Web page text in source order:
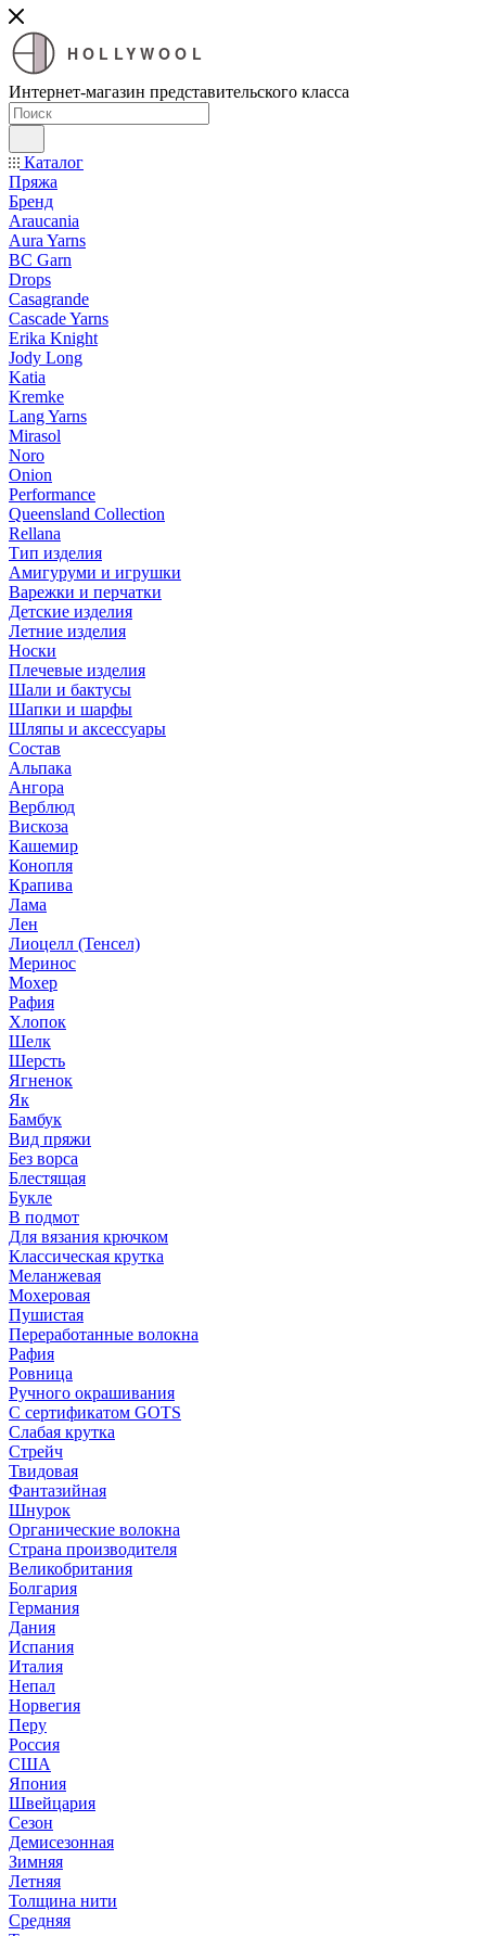
HOLLYWOOL
Интернет-магазин представительского класса
Каталог
Пряжа
Бренд
Araucania
Aura Yarns
BC Garn
Drops
Casagrande
Cascade Yarns
Erika Knight
Jody Long
Katia
Kremke
Lang Yarns
Mirasol
Noro
Onion
Performance
Queensland Collection
Rellana
Тип изделия
Амигуруми и игрушки
Варежки и перчатки
Детские изделия
Летние изделия
Носки
Плечевые изделия
Шали и бактусы
Шапки и шарфы
Шляпы и аксессуары
Состав
Альпака
Ангора
Верблюд
Вискоза
Кашемир
Конопля
Крапива
Лама
Лен
Лиоцелл (Тенсел)
Меринос
Мохер
Рафия
Хлопок
Шелк
Шерсть
Ягненок
Як
Бамбук
Вид пряжи
Без ворса
Блестящая
Букле
В подмот
Для вязания крючком
Классическая крутка
Меланжевая
Мохеровая
Пушистая
Переработанные волокна
Рафия
Ровница
Ручного окрашивания
С сертификатом GOTS
Слабая крутка
Стрейч
Твидовая
Фантазийная
Шнурок
Органические волокна
Страна производителя
Великобритания
Болгария
Германия
Дания
Испания
Италия
Непал
Норвегия
Перу
Россия
США
Япония
Швейцария
Сезон
Демисезонная
Зимняя
Летняя
Толщина нити
Средняя